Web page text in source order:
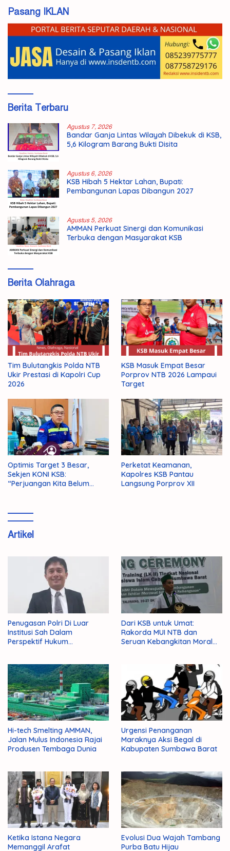
Pasang IKLAN
Berita Terbaru
Agustus 7, 2026
Bandar Ganja Lintas Wilayah Dibekuk di KSB,
5,6 Kilogram Barang Bukti Disita
Agustus 6, 2026
KSB Hibah 5 Hektar Lahan, Bupati:
Pembangunan Lapas Dibangun 2027
Agustus 5, 2026
AMMAN Perkuat Sinergi dan Komunikasi
Terbuka dengan Masyarakat KSB
Berita Olahraga
Tim Bulutangkis Polda NTB
Ukir Prestasi di Kapolri Cup
2026
KSB Masuk Empat Besar
Porprov NTB 2026 Lampaui
Target
Optimis Target 3 Besar,
Sekjen KONI KSB:
“Perjuangan Kita Belum
Perketat Keamanan,
Kapolres KSB Pantau
Langsung Porprov XII
Artikel
Penugasan Polri Di Luar
Institusi Sah Dalam
Perspektif Hukum
Dari KSB untuk Umat:
Rakorda MUI NTB dan
Seruan Kebangkitan Moral
Hi-tech Smelting AMMAN,
Jalan Mulus Indonesia Rajai
Produsen Tembaga Dunia
Urgensi Penanganan
Maraknya Aksi Begal di
Kabupaten Sumbawa Barat
Ketika Istana Negara
Memanggil Arafat
Evolusi Dua Wajah Tambang
Purba Batu Hijau